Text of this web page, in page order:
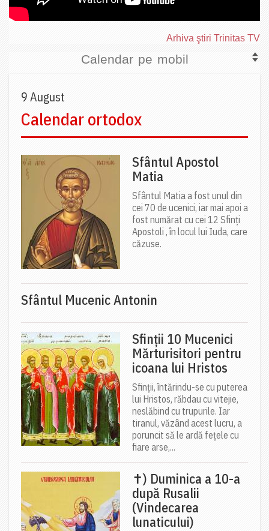
Arhiva ştiri Trinitas TV
Calendar pe mobil
9 August
Calendar ortodox
Sfântul Apostol
Matia
Sfântul Matia a fost unul din
cei 70 de ucenici, iar mai apoi a
fost numărat cu cei 12 Sfinți
Apostoli , în locul lui Iuda, care
căzuse.
Sfântul Mucenic Antonin
Sfinții 10 Mucenici
Mărturisitori pentru
icoana lui Hristos
Sfinții, întărindu-se cu puterea
lui Hristos, răbdau cu vitejie,
neslăbind cu trupurile. Iar
tiranul, văzând acest lucru, a
poruncit să le ardă fețele cu
fiare arse,...
✝) Duminica a 10-a
după Rusalii
(Vindecarea
lunaticului)